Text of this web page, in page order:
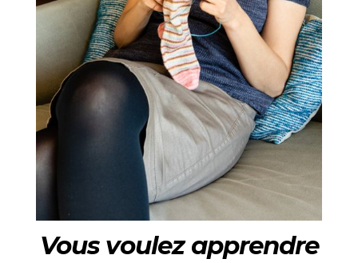
Vous voulez apprendre